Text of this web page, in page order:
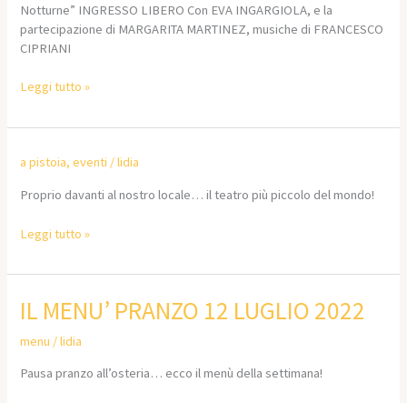
Notturne” INGRESSO LIBERO Con EVA INGARGIOLA, e la
partecipazione di MARGARITA MARTINEZ, musiche di FRANCESCO
CIPRIANI
Leggi tutto »
a pistoia,eventi /lidia
Proprio davanti al nostro locale… il teatro più piccolo del mondo!
Leggi tutto »
IL MENU’ PRANZO 12 LUGLIO 2022
menu /lidia
Pausa pranzo all’osteria… ecco il menù della settimana!
IL
MENU’
PRANZO
LUGLIO